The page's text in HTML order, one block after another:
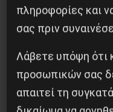
Οδύσσεια του
ταξική εξουσία
3 Αυγούστου 2026
πληροφορίες και
σας πριν
Λάβετε υπόψη ότι
προσωπικών σας
απαιτεί τη